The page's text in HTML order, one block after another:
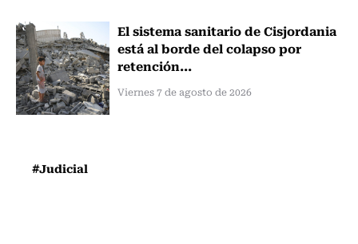
El sistema sanitario de Cisjordania
está al borde del colapso por
retención...
Viernes 7 de agosto de 2026
#Judicial